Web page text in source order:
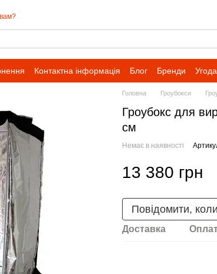
Контактна інформація Блог Бренди
Головна Гроубокси
Гроубокс для
см
Немає в наявності
13 380 грн
Повідомити,
Доставка